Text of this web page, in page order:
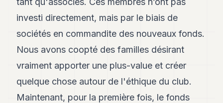
investi directement, mais par le biais de
sociétés en commandite des nouveaux fonds.
Nous avons coopté des familles désirant
vraiment apporter une plus-value et créer
quelque chose autour de l'éthique du club.
Maintenant, pour la première fois, le fonds